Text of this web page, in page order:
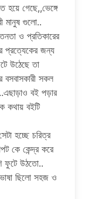
হয়ে গেছে,,ভেঙ্গে
মানুষ গুলো..
ও প্রতিকারের
প্রত্যেকের জন্য
উঠেছে তা
বসবাসকারী সকল
বই পড়ার
কথায় বইটি
হচ্ছে চরিত্র
কে কেন্দ্র করে
ফুটে উঠতো..
ভাষা ছিলো সহজ ও